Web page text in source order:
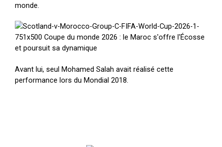
monde.
Avant lui, seul Mohamed Salah avait réalisé cette
performance lors du Mondial 2018.